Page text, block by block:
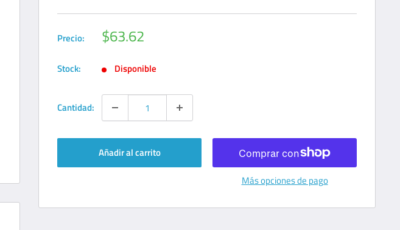
Precio: Precio
de
venta
$63.62
Stock: Disponible
Cantidad:
Añadir al carrito
Más opciones de pago